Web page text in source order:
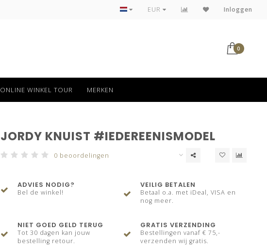
Tot 30 dagen kan jouw bestelling retour
EUR Inloggen
0
ONLINE WINKEL TOUR MERKEN
JORDY KNUIST #IEDEREENISMODEL
0 beoordelingen
ADVIES NODIG?
Bel de winkel!
VEILIG BETALEN
Betaal o.a. met iDeal, VISA en
nog meer.
NIET GOED GELD TERUG
Tot 30 dagen kan jouw
bestelling retour.
GRATIS VERZENDING
Bestellingen vanaf € 75,-
verzenden wij gratis.